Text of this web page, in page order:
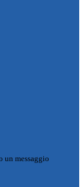
un messaggio